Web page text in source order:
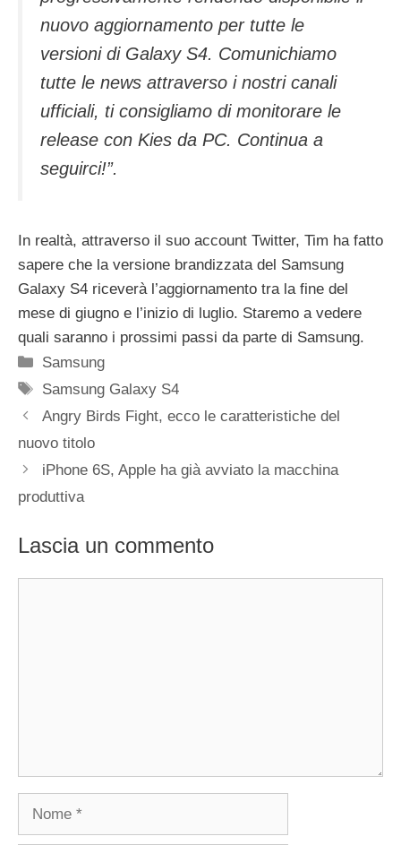
nuovo aggiornamento per tutte le
versioni di Galaxy S4. Comunichiamo
tutte le news attraverso i nostri canali
ufficiali, ti consigliamo di monitorare le
release con Kies da PC. Continua a
seguirci!”.
In realtà, attraverso il suo account Twitter, Tim ha fatto
sapere che la versione brandizzata del Samsung
Galaxy S4 riceverà l’aggiornamento tra la fine del
mese di giugno e l’inizio di luglio. Staremo a vedere
quali saranno i prossimi passi da parte di Samsung.
Categorie
Samsung
Tag
Samsung Galaxy S4
Angry Birds Fight, ecco le caratteristiche del
nuovo titolo
iPhone 6S, Apple ha già avviato la macchina
produttiva
Lascia un commento
Nome